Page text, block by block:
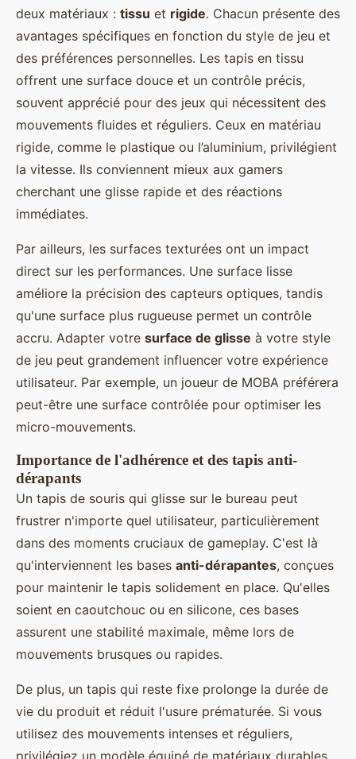
deux matériaux : tissu et rigide. Chacun présente des
avantages spécifiques en fonction du style de jeu et
des préférences personnelles. Les tapis en tissu
offrent une surface douce et un contrôle précis,
souvent apprécié pour des jeux qui nécessitent des
mouvements fluides et réguliers. Ceux en matériau
rigide, comme le plastique ou l’aluminium, privilégient
la vitesse. Ils conviennent mieux aux gamers
cherchant une glisse rapide et des réactions
immédiates.
Par ailleurs, les surfaces texturées ont un impact
direct sur les performances. Une surface lisse
améliore la précision des capteurs optiques, tandis
qu'une surface plus rugueuse permet un contrôle
accru. Adapter votre surface de glisse à votre style
de jeu peut grandement influencer votre expérience
utilisateur. Par exemple, un joueur de MOBA préférera
peut-être une surface contrôlée pour optimiser les
micro-mouvements.
Importance de l'adhérence et des tapis anti-
dérapants
Un tapis de souris qui glisse sur le bureau peut
frustrer n'importe quel utilisateur, particulièrement
dans des moments cruciaux de gameplay. C'est là
qu'interviennent les bases anti-dérapantes, conçues
pour maintenir le tapis solidement en place. Qu'elles
soient en caoutchouc ou en silicone, ces bases
assurent une stabilité maximale, même lors de
mouvements brusques ou rapides.
De plus, un tapis qui reste fixe prolonge la durée de
vie du produit et réduit l'usure prématurée. Si vous
utilisez des mouvements intenses et réguliers,
privilégiez un modèle équipé de matériaux durables